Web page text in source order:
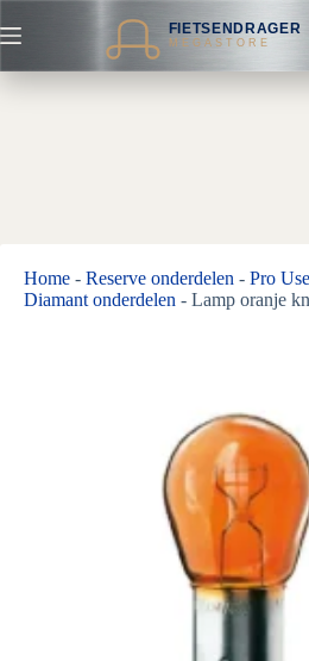
naar
inhoud
FIETSENDRAGER
MEGASTORE
Home - Reserve onderdelen - Pro
Diamant onderdelen - Lamp oranje